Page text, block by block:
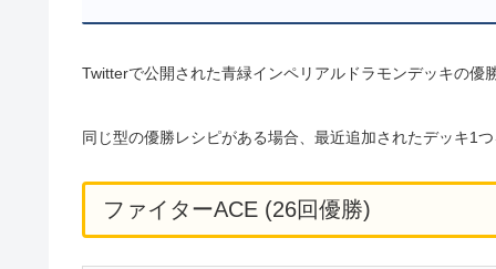
Twitterで公開された青緑インペリアルドラモンデッキの優
同じ型の優勝レシピがある場合、最近追加されたデッキ1
ファイターACE (26回優勝)